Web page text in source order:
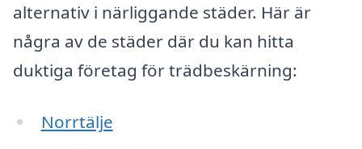
alternativ i närliggande städer. Här är
några av de städer där du kan hitta
duktiga företag för trädbeskärning:
Norrtälje